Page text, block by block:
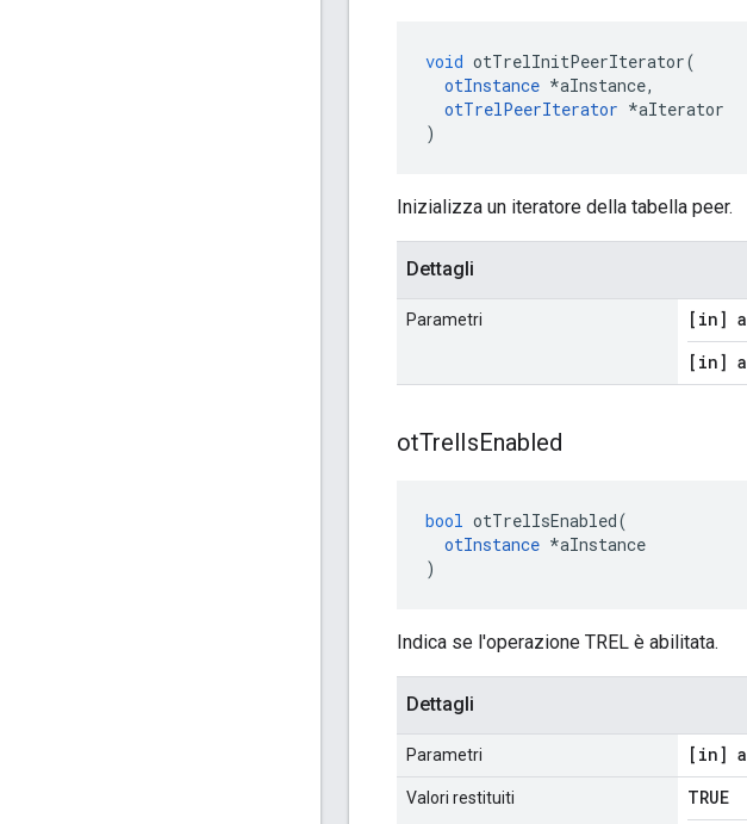
void otTrelInitPeerIterator(
otInstance *aInstance,
otTrelPeerIterator *aIterator
)
Inizializza un iteratore della tabella peer.
Dettagli
Parametri [in] a
[in] a
otTrelIsEnabled
bool otTrelIsEnabled(
otInstance *aInstance
)
Indica se l'operazione TREL è abilitata.
Dettagli
Parametri [in] a
Valori restituiti TRUE